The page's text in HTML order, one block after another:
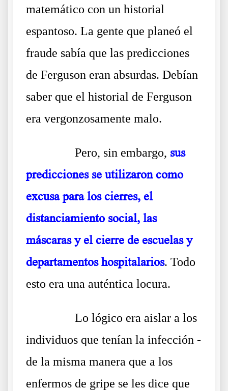
matemático con un historial
espantoso. La gente que planeó el
fraude sabía que las predicciones
de Ferguson eran absurdas. Debían
saber que el historial de Ferguson
era vergonzosamente malo.
Pero, sin embargo, sus
predicciones se utilizaron como
excusa para los cierres, el
distanciamiento social, las
máscaras y el cierre de escuelas y
departamentos hospitalarios. Todo
esto era una auténtica locura.
Lo lógico era aislar a los
individuos que tenían la infección -
de la misma manera que a los
enfermos de gripe se les dice que